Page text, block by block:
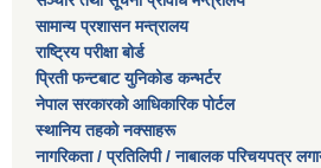
सामान्य प्रशासन मन्त्रालय
राष्ट्रिय परीक्षा बोर्ड
प्रिती फन्टबाट युनिकोड कन्भर्टर
नेपाल सरकारको आधिकारिक पोर्टल
स्थानिय तहको नक्साहरू
नागरिकता / प्रतिलिपी / नाबालक परिचयपत्र